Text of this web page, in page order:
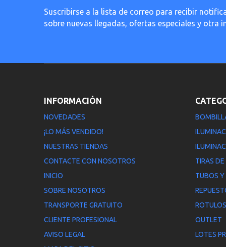
Suscribirse a la lista de correo para recibir
sobre nuevas llegadas, ofertas especiales y otra
INFORMACIÓN
NOVEDADES
¡LO MÁS VENDIDO!
NUESTRAS TIENDAS
CONTACTE CON NOSOTROS
INICIO
SOBRE NOSOTROS
TRANSPORTE GRATUITO
CLIENTE PROFESIONAL
AVISO LEGAL
TIRAS
TUBOS Y
OUTLET
LOTES